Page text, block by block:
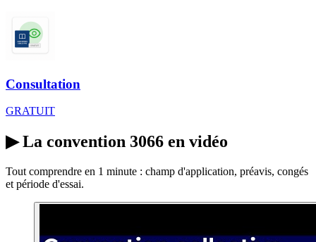
Consultation
GRATUIT
▶La convention 3066 en vidéo
Tout comprendre en 1 minute : champ d'application, préavis, congés
et période d'essai.